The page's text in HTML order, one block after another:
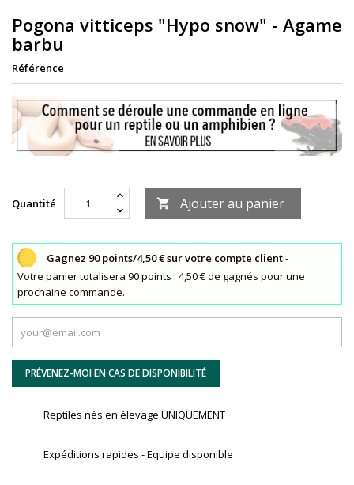
Pogona vitticeps "Hypo snow" - Agame
barbu
Référence
Quantité  Ajouter au panier
Gagnez 90 points/4,50 € sur votre compte client-
Votre panier totalisera 90 points : 4,50 € de gagnés pour une
prochaine commande.
PRÉVENEZ-MOI EN CAS DE DISPONIBILITÉ
Reptiles nés en élevage UNIQUEMENT
Expéditions rapides - Equipe disponible